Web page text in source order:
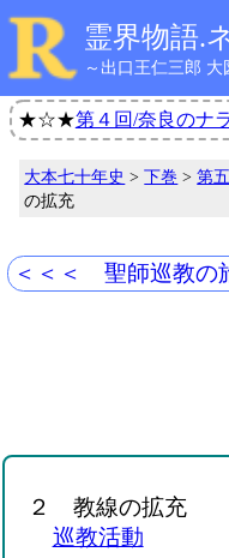
霊界物語.
～出口王仁三郎 大
★☆★第４回/奈良のナ
大本七十年史 >下巻 >第
の拡充
＜＜＜ 聖師巡教の
２ 教線の拡充
巡教活動